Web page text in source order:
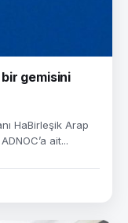
bir gemisini
HaBirleşik Arap
ait...